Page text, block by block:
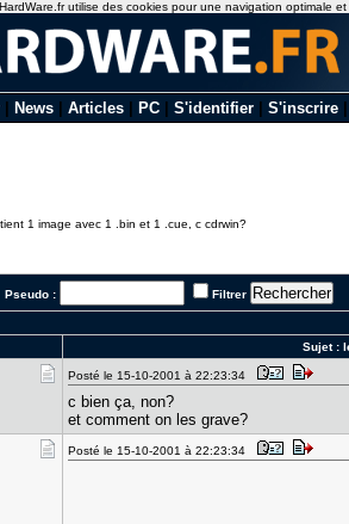
News Articles PC S'identifier S'inscrire
1 image avec 1 .bin et 1 .cue, c cdrwin?
Pseudo : Filtrer
Sujet :
Posté le 15-10-2001 à 22:23:34
c bien ça, non?
et comment on les grave?
Posté le 15-10-2001 à 22:23:34
HardWare.fr utilise des cookies pour une navigation optimale